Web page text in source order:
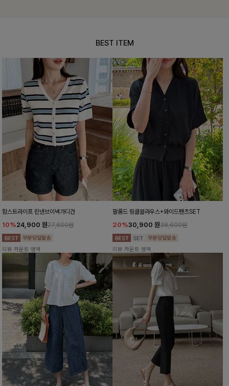
BEST ITEM
함스트라이프 린넨브이넥가디건
10%24,900 원27,600원
리뷰 카운트 영역
팔롬드 링클블라우스+와이드팬츠SET
20%30,900 원38,600원
리뷰 카운트 영역